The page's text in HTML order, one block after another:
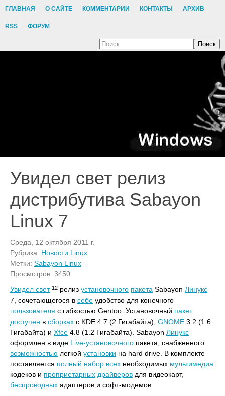
ГЛАВНАЯ О САЙТЕ КОММЕНТАРИИ КОНТАКТЫ АРХИВ
RSS ФОРУМ
Поиск
Увидел свет релиз
дистрибутива Sabayon
Linux 7
Среда, 12 октября 2011 г.
Рубрика: Новости Linux
Метки: Sabayon Linux
Просмотров: 3450
Увидел свет 12 релиз установочного пакета Sabayon Линукс
7, сочетающегося в себе удобство для конечного
пользователя с гибкостью Gentoo. Установочный пакет
доступен в сборках с KDE 4.7 (2 Гигабайта), GNOME 3.2 (1.6
Гигабайта) и Xfce 4.8 (1.2 Гигабайта). Sabayon Линукс
оформлен в виде Live-установочного пакета, снабженного
возможностью легкой установки на hard drive. В комплекте
поставляется полный набор всех необходимых мультимедиа
кодеков и проприетарных драйверов для видеокарт,
беспроводных адаптеров и софт-модемов.